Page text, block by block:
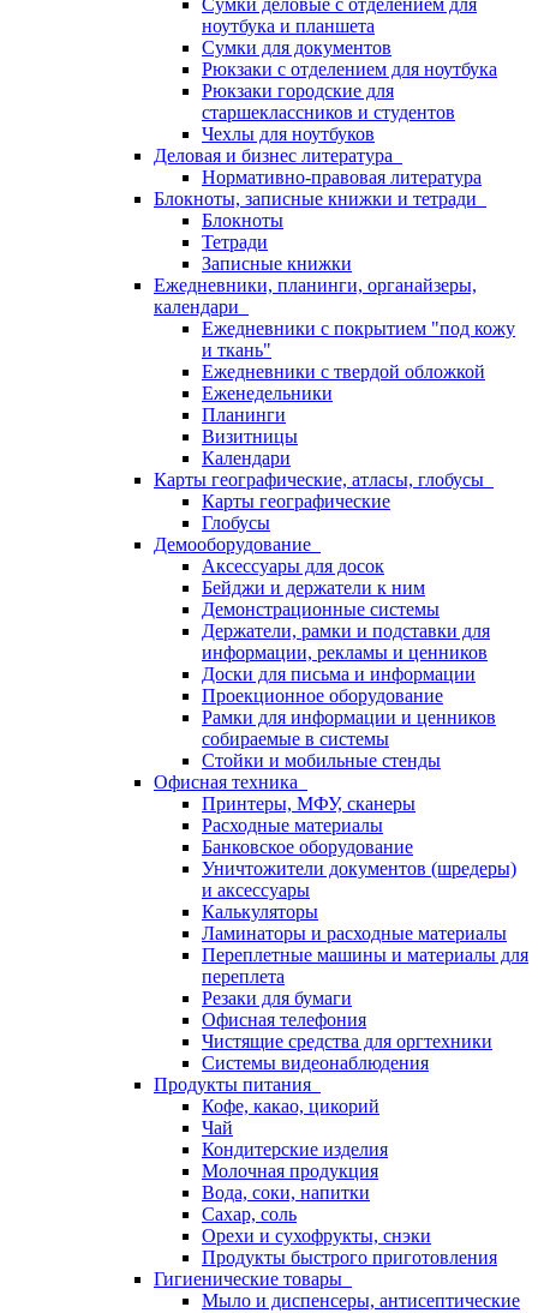
Сумки деловые с отделением для
ноутбука и планшета
Сумки для документов
Рюкзаки с отделением для ноутбука
Рюкзаки городские для
старшеклассников и студентов
Чехлы для ноутбуков
Деловая и бизнес литература
Нормативно-правовая литература
Блокноты, записные книжки и тетради
Блокноты
Тетради
Записные книжки
Ежедневники, планинги, органайзеры,
календари
Ежедневники с покрытием "под кожу
и ткань"
Ежедневники с твердой обложкой
Еженедельники
Планинги
Визитницы
Календари
Карты географические, атласы, глобусы
Карты географические
Глобусы
Демооборудование
Аксессуары для досок
Бейджи и держатели к ним
Демонстрационные системы
Держатели, рамки и подставки для
информации, рекламы и ценников
Доски для письма и информации
Проекционное оборудование
Рамки для информации и ценников
собираемые в системы
Стойки и мобильные стенды
Офисная техника
Принтеры, МФУ, сканеры
Расходные материалы
Банковское оборудование
Уничтожители документов (шредеры)
и аксессуары
Калькуляторы
Ламинаторы и расходные материалы
Переплетные машины и материалы для
переплета
Резаки для бумаги
Офисная телефония
Чистящие средства для оргтехники
Системы видеонаблюдения
Продукты питания
Кофе, какао, цикорий
Чай
Кондитерские изделия
Молочная продукция
Вода, соки, напитки
Сахар, соль
Орехи и сухофрукты, снэки
Продукты быстрого приготовления
Гигиенические товары
Мыло и диспенсеры, антисептические